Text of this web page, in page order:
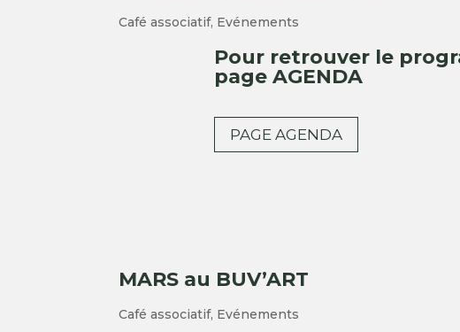
Café associatif, Evénements
Pour retrouver le
page AGENDA
PAGE AGENDA
MARS au BUV’ART
Café associatif, Evénements